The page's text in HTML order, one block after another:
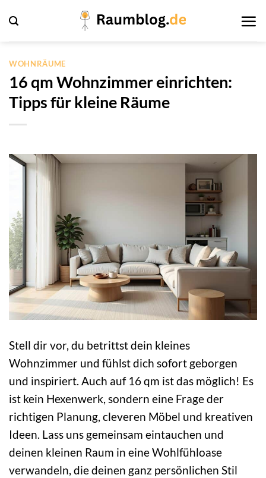
Inhalt
springen
WOHNRÄUME
16 qm Wohnzimmer einrichten:
Tipps für kleine Räume
Stell dir vor, du betrittst dein kleines
Wohnzimmer und fühlst dich sofort geborgen
und inspiriert. Auch auf 16 qm ist das möglich! Es
ist kein Hexenwerk, sondern eine Frage der
richtigen Planung, cleveren Möbel und kreativen
Ideen. Lass uns gemeinsam eintauchen und
deinen kleinen Raum in eine Wohlfühloase
verwandeln, die deinen ganz persönlichen Stil